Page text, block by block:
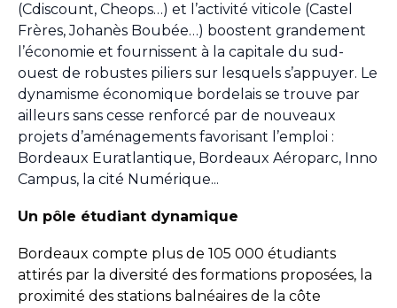
(Cdiscount, Cheops…) et l’activité viticole (Castel
Frères, Johanès Boubée…) boostent grandement
l’économie et fournissent à la capitale du sud-
ouest de robustes piliers sur lesquels s’appuyer. Le
dynamisme économique bordelais se trouve par
ailleurs sans cesse renforcé par de nouveaux
projets d’aménagements favorisant l’emploi :
Bordeaux Euratlantique, Bordeaux Aéroparc, Inno
Campus, la cité Numérique...
Un pôle étudiant dynamique
Bordeaux compte plus de 105 000 étudiants
attirés par la diversité des formations proposées, la
proximité des stations balnéaires de la côte